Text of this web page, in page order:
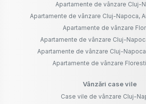
Apartamente de vânzare Cluj-
Apartamente de vânzare Cluj-Napoca,
Apartamente de vânzare
Apartamente de vânzare Cluj-
Apartamente de vânzare Cluj-
Apartamente de vânzare
Vânzări case vile
Case vile de vânzare Cluj-